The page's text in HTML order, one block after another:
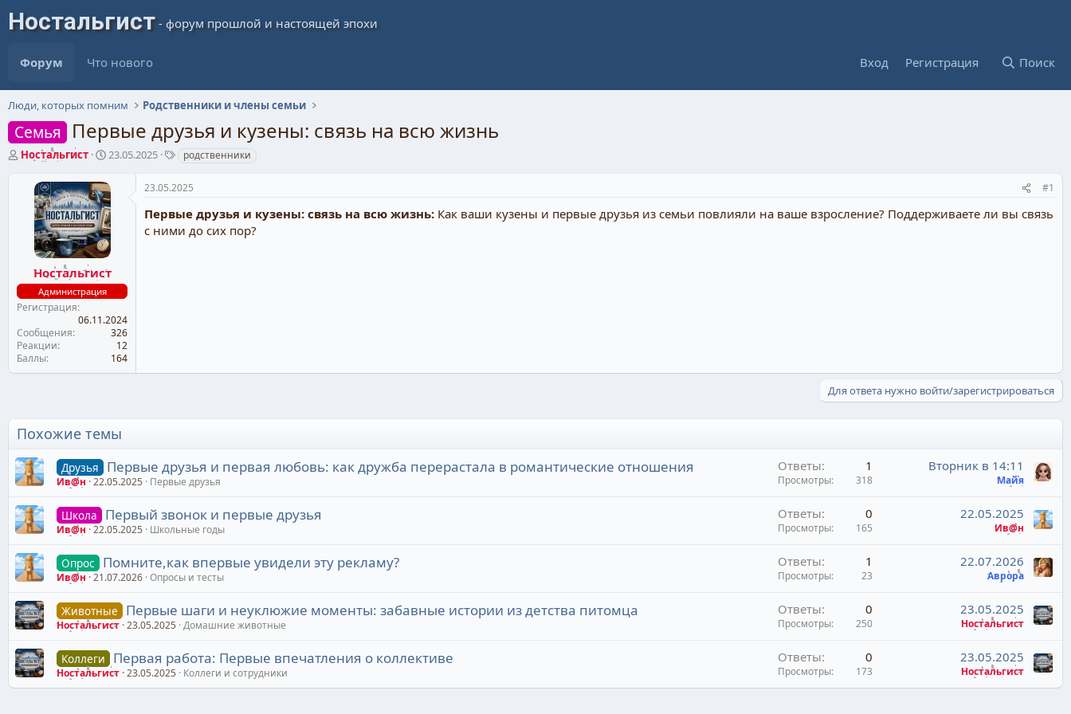
Форум Что нового Вход Регистрация Поиск
Люди, которых помним Родственники и члены семьи
Семья Первые друзья и кузены: связь на всю жизнь
А
Ностальгист
Д
т
а
н
а
ч
а
л
а
23.05.2025
г
родственники
Ностальгист
Администрация
Регистрация
06.11.2024
Сообщения
326
Реакции
12
Баллы
164
23.05.2025 #1
Первые друзья и кузены: связь на всю жизнь: Как ваши кузены и первые друзья из семьи повлияли на ваше взросление? Поддерживаете ли вы связь
с ними до сих пор?
Для ответа нужно войти/зарегистрироваться
Похожие темы
Друзья Первые друзья и первая любовь: как дружба перерастала в романтические отношения
Ив@н 22.05.2025 Первые друзья
Ответы 1
Просмотры 318
Вторник в 14:11
Майя
Школа Первый звонок и первые друзья
Ив@н 22.05.2025 Школьные годы
Ответы 0
Просмотры 165
22.05.2025
Ив@н
Опрос Помните,как впервые увидели эту рекламу?
Ив@н 21.07.2026 Опросы и тесты
Ответы 1
Просмотры 23
22.07.2026
Аврора
Животные Первые шаги и неуклюжие моменты: забавные истории из детства питомца
Ностальгист 23.05.2025 Домашние животные
Ответы 0
Просмотры 250
23.05.2025
Ностальгист
Коллеги Первая работа: Первые впечатления о коллективе
Ностальгист 23.05.2025 Коллеги и сотрудники
Ответы 0
Просмотры 173
23.05.2025
Ностальгист